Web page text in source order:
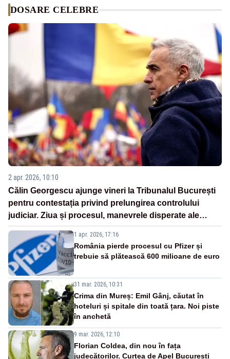
DOSARE CELEBRE
2 apr. 2026, 10:10
Călin Georgescu ajunge vineri la Tribunalul București
pentru contestația privind prelungirea controlului
judiciar. Ziua și procesul, manevrele disperate ale
Sistemului
1 apr. 2026, 17:16
România pierde procesul cu Pfizer și
trebuie să plătească 600 milioane de euro
31 mar. 2026, 10:31
Crima din Mureș: Emil Gânj, căutat în
hoteluri și spitale din toată țara. Noi piste
în anchetă
9 mar. 2026, 12:10
Florian Coldea, din nou în fața
judecătorilor. Curtea de Apel București